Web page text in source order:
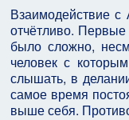
Взаимодействие с
отчётливо.
было сложно,
человек с
слышать, в
самое время
выше себя.